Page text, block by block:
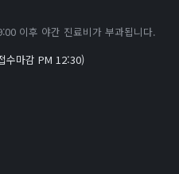
이후 야간 진료비가 부과됩니다.
수마감 PM 12:30)